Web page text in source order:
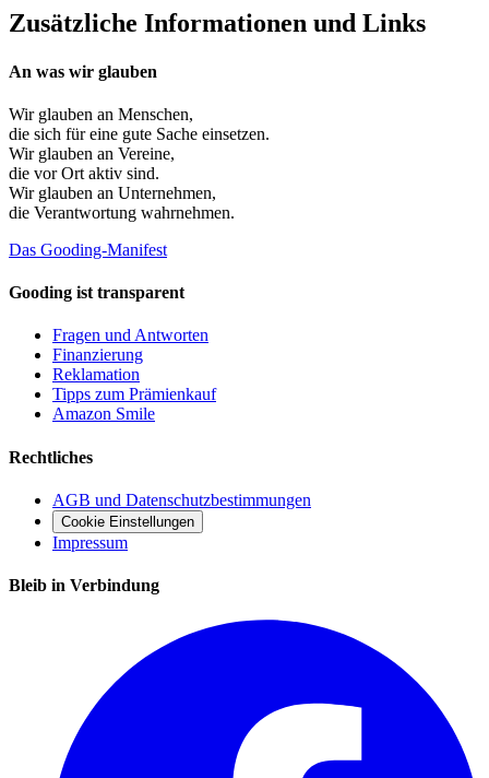
Zusätzliche Informationen und Links
An was wir glauben
Wir glauben an Menschen,
die sich für eine gute Sache einsetzen.
Wir glauben an Vereine,
die vor Ort aktiv sind.
Wir glauben an Unternehmen,
die Verantwortung wahrnehmen.
Das Gooding-Manifest
Gooding ist transparent
Fragen und Antworten
Finanzierung
Reklamation
Tipps zum Prämienkauf
Amazon Smile
Rechtliches
AGB und Datenschutzbestimmungen
Cookie Einstellungen
Impressum
Bleib in Verbindung